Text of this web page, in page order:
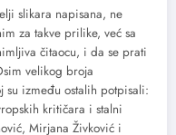
slikara napisana, ne
za takve prilike, već sa
čitaocu, i da se prati
velikog broja
su između ostalih potpisali:
kritičara i stalni
Mirjana Živković i